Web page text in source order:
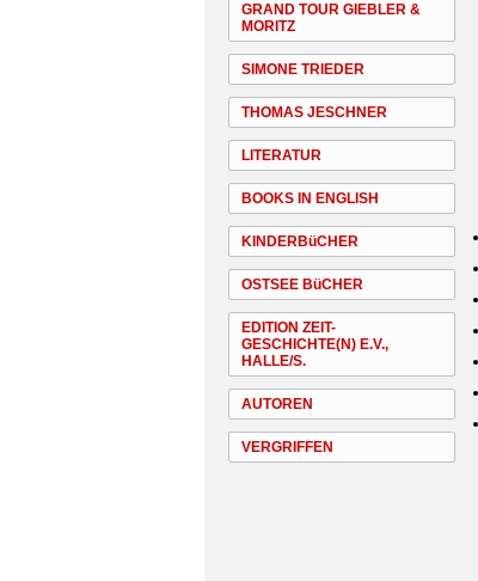
GRAND TOUR GIEBLER &
MORITZ
SIMONE TRIEDER
THOMAS JESCHNER
LITERATUR
BOOKS IN ENGLISH
KINDERBüCHER
OSTSEE BüCHER
EDITION ZEIT-
GESCHICHTE(N) E.V.,
HALLE/S.
AUTOREN
VERGRIFFEN